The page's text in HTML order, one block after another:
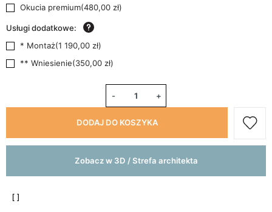
Okucia premium(480,00 zł)
Usługi dodatkowe:
* Montaż(1 190,00 zł)
** Wniesienie(350,00 zł)
- +
DODAJ DO KOSZYKA
Zobacz w 3D / Strefa architekta